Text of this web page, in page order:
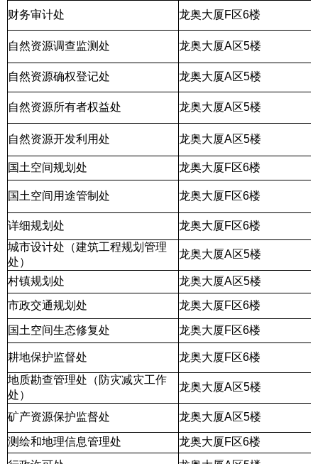
财务审计处 龙奥大厦F区6楼
自然资源调查监测处 龙奥大厦A区5楼
自然资源确权登记处 龙奥大厦A区5楼
自然资源所有者权益处 龙奥大厦A区5楼
自然资源开发利用处 龙奥大厦A区5楼
国土空间规划处 龙奥大厦F区6楼
国土空间用途管制处 龙奥大厦F区6楼
详细规划处 龙奥大厦F区6楼
城市设计处（建筑工程规划管理
处）
龙奥大厦A区5楼
村镇规划处 龙奥大厦A区5楼
市政交通规划处
龙奥大厦F区6楼
国土空间生态修复处 龙奥大厦F区6楼
耕地保护监督处 龙奥大厦F区6楼
地质勘查管理处（防灾减灾工作
处）
龙奥大厦A区5楼
矿产资源保护监督处 龙奥大厦A区5楼
测绘和地理信息管理处
龙奥大厦F区6楼